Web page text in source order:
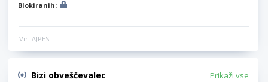
Blokiranih:
Vir: AJPES
Bizi obveščevalec Prikaži vse